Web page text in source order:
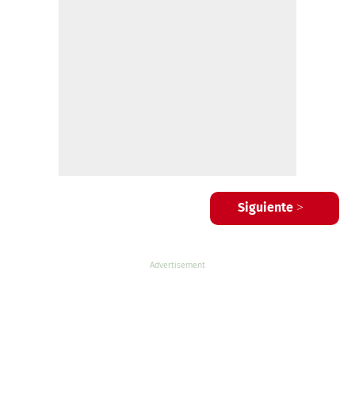
Siguiente >